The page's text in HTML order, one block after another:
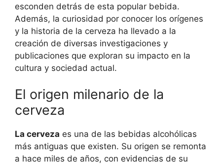
esconden detrás de esta popular bebida.
Además, la curiosidad por conocer los orígenes
y la historia de la cerveza ha llevado a la
creación de diversas investigaciones y
publicaciones que exploran su impacto en la
cultura y sociedad actual.
El origen milenario de la
cerveza
La cerveza es una de las bebidas alcohólicas
más antiguas que existen. Su origen se remonta
a hace miles de años, con evidencias de su